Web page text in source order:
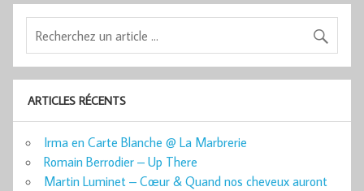
ARTICLES RÉCENTS
Irma en Carte Blanche @ La Marbrerie
Romain Berrodier – Up There
Martin Luminet – Cœur & Quand nos cheveux auront